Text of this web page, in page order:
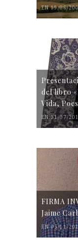
EN 19/06/
del libro
Vida,
EN 31/07/
FIRMA
Jaime
EN 05/11/